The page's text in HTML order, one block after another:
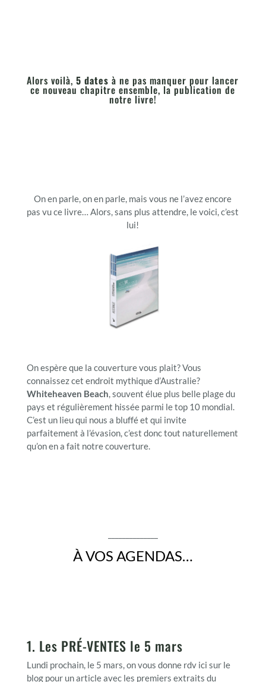
Alors voilà, 5 dates à ne pas manquer pour lancer
ce nouveau chapitre ensemble, la publication de
notre livre!
On en parle, on en parle, mais vous ne l’avez encore
pas vu ce livre… Alors, sans plus attendre, le voici, c’est
lui!
On espère que la couverture vous plait? Vous
connaissez cet endroit mythique d’Australie?
Whiteheaven Beach, souvent élue plus belle plage du
pays et régulièrement hissée parmi le top 10 mondial.
C’est un lieu qui nous a bluffé et qui invite
parfaitement à l’évasion, c’est donc tout naturellement
qu’on en a fait notre couverture.
À VOS AGENDAS…
1. Les PRÉ-VENTES le 5 mars
Lundi prochain, le 5 mars, on vous donne rdv ici sur le
blog pour un article avec les premiers extraits du